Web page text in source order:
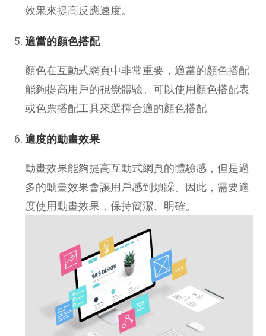
效果來提高反應速度。
適當的顏色搭配
顏色在互動式網頁中非常重要，適當的顏色搭配
能夠提高用戶的視覺體驗。可以使用顏色搭配表
或色票搭配工具來選擇合適的顏色搭配。
適度的動畫效果
動畫效果能夠提高互動式網頁的體驗感，但是過
多的動畫效果會讓用戶感到煩躁。因此，需要適
度使用動畫效果，保持簡潔、明確。